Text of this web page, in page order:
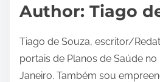
Author: Tiago
Tiago de Souza, escritor/
portais de Planos de Saúde
Janeiro. Também sou